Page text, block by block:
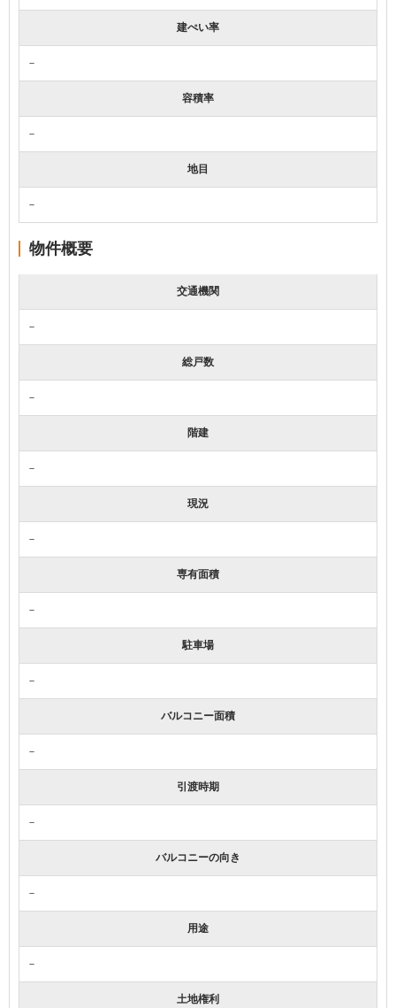
建ぺい率
－
容積率
－
地目
－
物件概要
交通機関
－
総戸数
－
階建
－
現況
－
専有面積
－
駐車場
－
バルコニー面積
－
引渡時期
－
バルコニーの向き
－
用途
－
土地権利